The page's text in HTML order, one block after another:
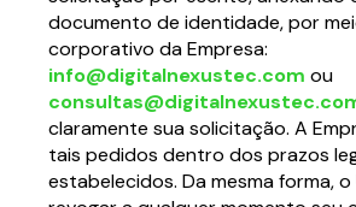
documento de identidade, por
corporativo da Empresa:
info@digitalnexustec.com ou
claramente sua solicitação. A
tais pedidos dentro dos prazos
estabelecidos. Da mesma forma,